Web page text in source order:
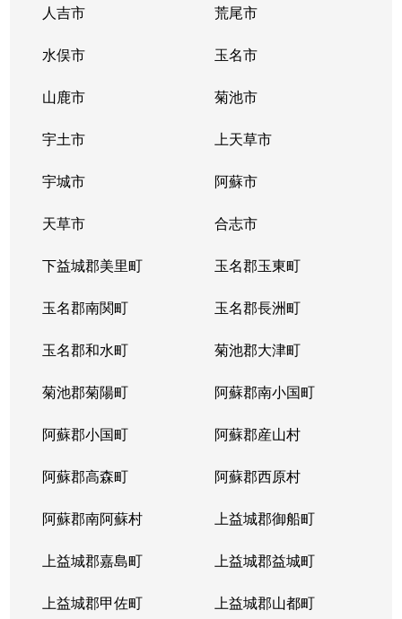
人吉市 荒尾市
水俣市 玉名市
山鹿市 菊池市
宇土市 上天草市
宇城市 阿蘇市
天草市 合志市
下益城郡美里町 玉名郡玉東町
玉名郡南関町 玉名郡長洲町
玉名郡和水町 菊池郡大津町
菊池郡菊陽町 阿蘇郡南小国町
阿蘇郡小国町 阿蘇郡産山村
阿蘇郡高森町 阿蘇郡西原村
阿蘇郡南阿蘇村 上益城郡御船町
上益城郡嘉島町 上益城郡益城町
上益城郡甲佐町 上益城郡山都町